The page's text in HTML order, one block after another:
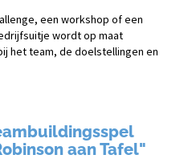
een workshop of een
wordt op maat
het team, de doelstellingen en
aan Tafel"